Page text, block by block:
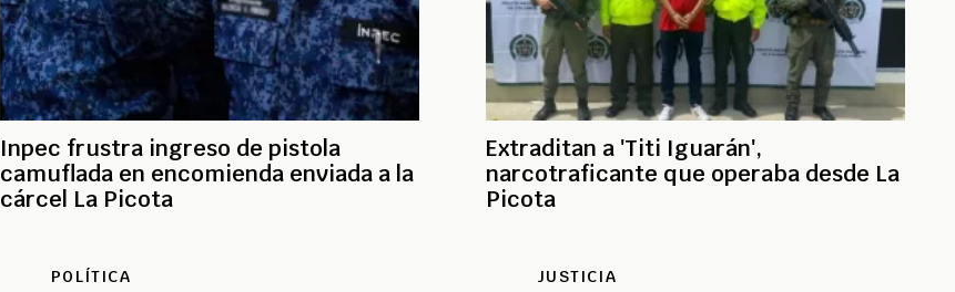
Inpec frustra ingreso de pistola
camuflada en encomienda enviada a la
cárcel La Picota
Extraditan a 'Titi Iguarán',
narcotraficante que operaba desde La
Picota
POLÍTICA JUSTICIA